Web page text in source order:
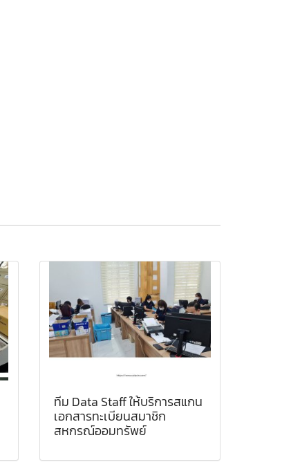
ทีม Data Staff ให้บริการสแกน
เอกสารทะเบียนสมาชิก
สหกรณ์ออมทรัพย์